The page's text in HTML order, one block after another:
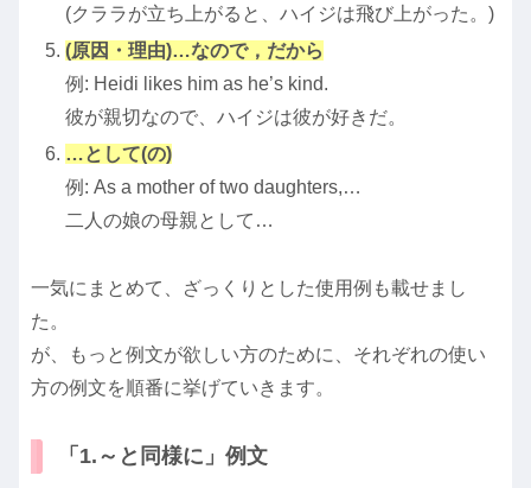
(クララが立ち上がると、ハイジは飛び上がった。)
(原因・理由)…なので，だから
例: Heidi likes him as he’s kind.
彼が親切なので、ハイジは彼が好きだ。
…として(の)
例: As a mother of two daughters,…
二人の娘の母親として…
一気にまとめて、ざっくりとした使用例も載せまし
た。
が、もっと例文が欲しい方のために、それぞれの使い
方の例文を順番に挙げていきます。
「1.～と同様に」例文